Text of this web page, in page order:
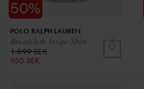
Broadcloth Stripe Shirt
POLO RALPH LAUREN
1 899 SEK
950 SEK